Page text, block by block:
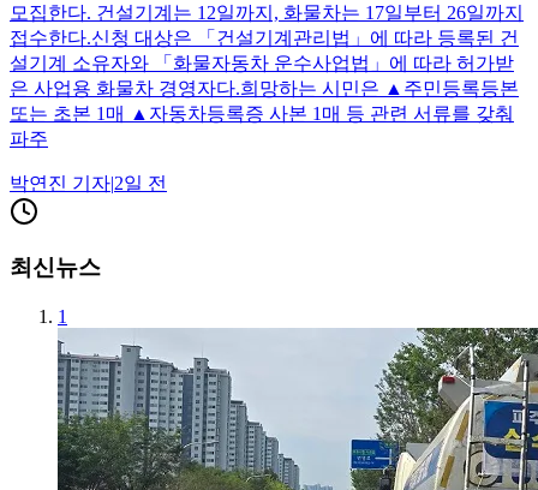
모집한다. 건설기계는 12일까지, 화물차는 17일부터 26일까지
접수한다.신청 대상은 「건설기계관리법」에 따라 등록된 건
설기계 소유자와 「화물자동차 운수사업법」에 따라 허가받
은 사업용 화물차 경영자다.희망하는 시민은 ▲주민등록등본
또는 초본 1매 ▲자동차등록증 사본 1매 등 관련 서류를 갖춰
파주
박연진 기자|2일 전
최신뉴스
1